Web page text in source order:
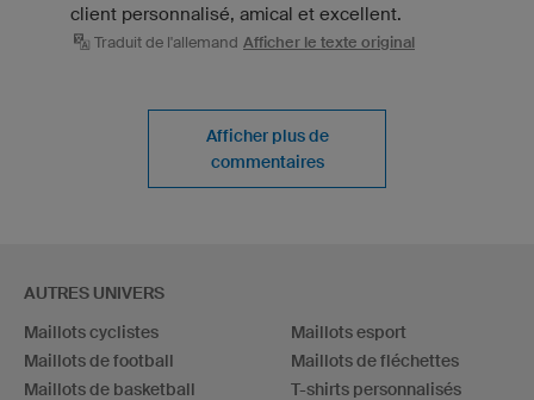
client personnalisé, amical et excellent.
Traduit de l'allemand Afficher le texte original
Afficher plus de
commentaires
AUTRES UNIVERS
Maillots cyclistes
Maillots de football
Maillots de basketball
Maillots esport
Maillots de fléchettes
T-shirts personnalisés